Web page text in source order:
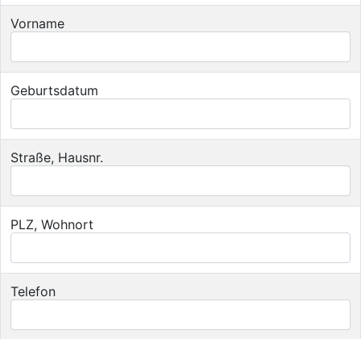
Vorname
Geburtsdatum
Straße, Hausnr.
PLZ, Wohnort
Telefon